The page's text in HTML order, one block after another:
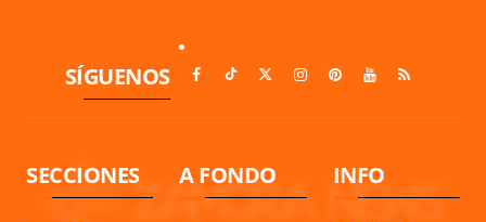
SÍGUENOS
SECCIONES A FONDO INFO